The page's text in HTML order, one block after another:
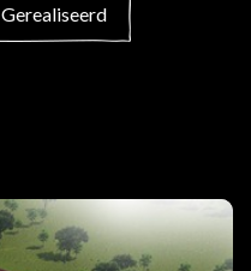
Gerealiseerd